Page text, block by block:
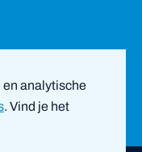
en analytische
. Vind je het